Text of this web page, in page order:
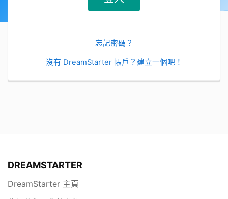
忘記密碼？
沒有 DreamStarter 帳戶？建立一個吧！
DREAMSTARTER
DreamStarter 主頁